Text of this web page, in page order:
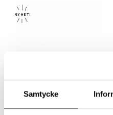
Samtycke
DCW ÉDITIONS
Frechin A Table Portabel Bordslampa Black/Gold